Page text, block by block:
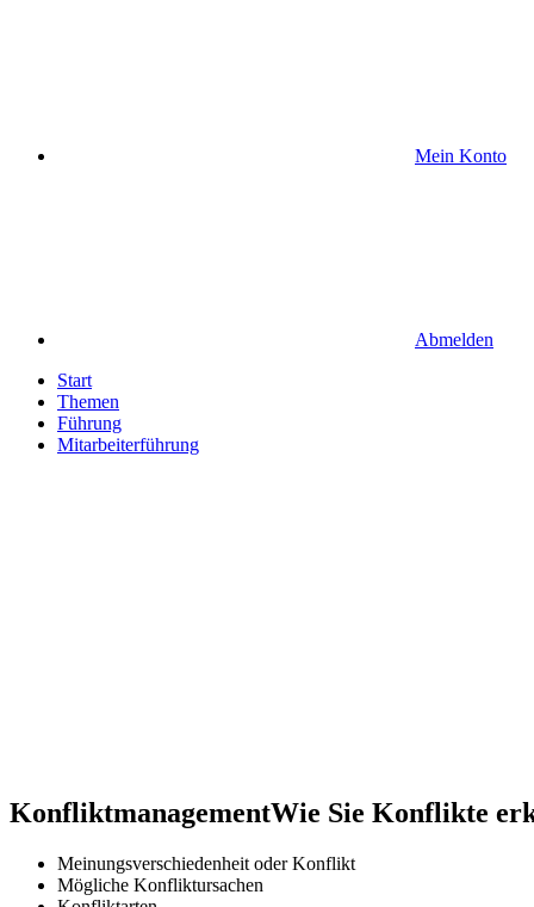
Mein Konto
Abmelden
Start
Themen
Führung
Mitarbeiterführung
KonfliktmanagementWie Sie Konflikte
Meinungsverschiedenheit oder Konflikt
Mögliche Konfliktursachen